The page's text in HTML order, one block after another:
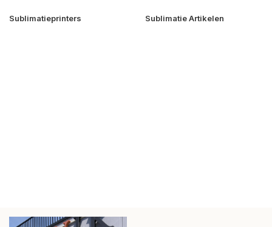
Sublimatieprinters Sublimatie Artikelen